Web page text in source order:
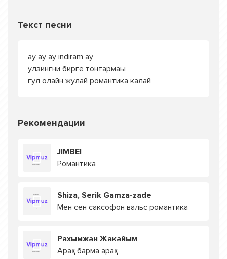
Текст песни
ay ay ay indiram ay
улзингни бирге тонтармаы
гул олайн жулай романтика калай
Рекомендации
JIMBEI
Романтика
Shiza, Serik Gamza-zade
Мен сен саксофон вальс романтика
Рахымжан Жакайым
Арақ барма арақ